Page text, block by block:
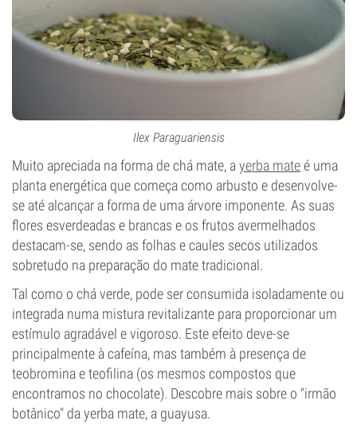
Ilex Paraguariensis
Muito apreciada na forma de chá mate, ayerba mateé uma
planta energética que começa como arbusto e desenvolve-
se até alcançar a forma de uma árvore imponente. As suas
flores esverdeadas e brancas e os frutos avermelhados
destacam-se, sendo as folhas e caules secos utilizados
sobretudo na preparação do mate tradicional.
Tal como o chá verde, pode ser consumida isoladamente ou
integrada numa mistura revitalizante para proporcionar um
estímulo agradável e vigoroso. Este efeito deve-se
principalmente à cafeína, mas também à presença de
teobromina e teofilina (os mesmos compostos que
encontramos no chocolate). Descobre mais sobre o "irmão
botânico" da yerba mate, a guayusa.